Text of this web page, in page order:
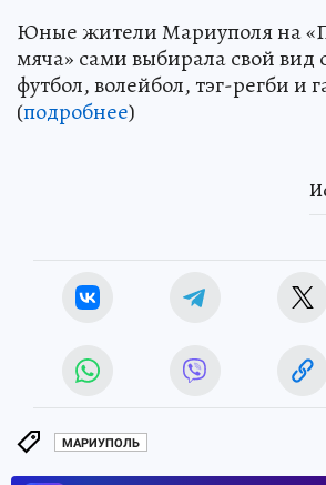
Юные жители Мариуполя на
мяча» сами выбирала свой вид
футбол, волейбол, тэг-регби и
(подробнее)
МАРИУПОЛЬ